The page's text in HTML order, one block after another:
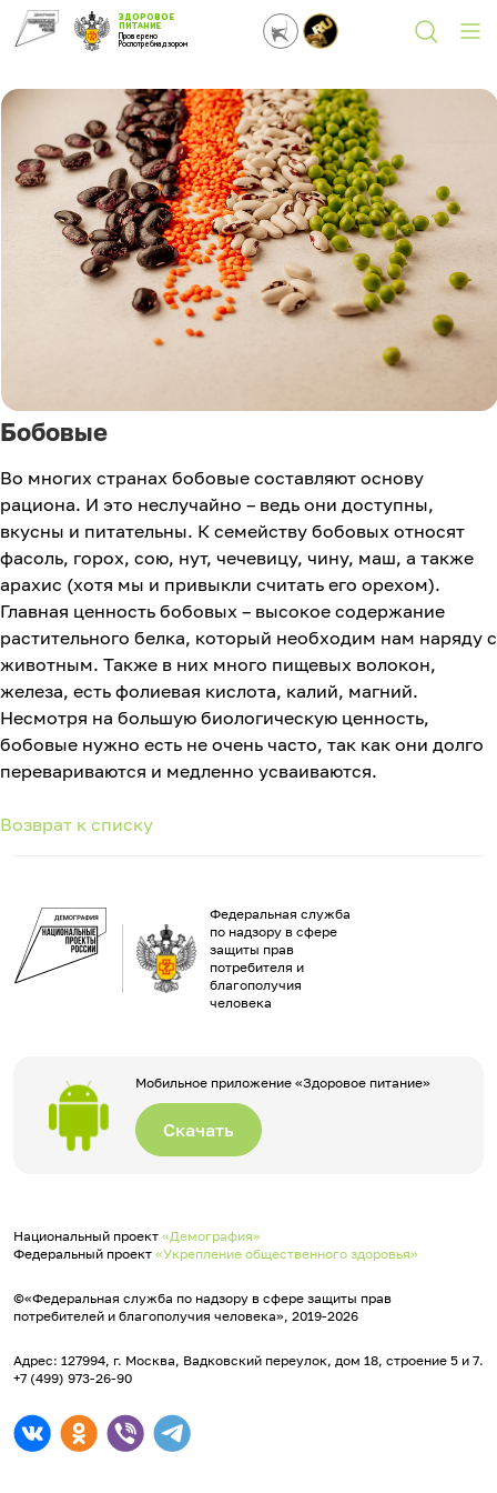
ЗДОРОВОЕ
ПИТАНИЕ
Проверено
Роспотребнадзором
Бобовые
Во многих странах бобовые составляют основу
рациона. И это неслучайно – ведь они доступны,
вкусны и питательны. К семейству бобовых относят
фасоль, горох, сою, нут, чечевицу, чину, маш, а также
арахис (хотя мы и привыкли считать его орехом).
Главная ценность бобовых – высокое содержание
растительного белка, который необходим нам наряду с
животным. Также в них много пищевых волокон,
железа, есть фолиевая кислота, калий, магний.
Несмотря на большую биологическую ценность,
бобовые нужно есть не очень часто, так как они долго
перевариваются и медленно усваиваются.
Возврат к списку
Федеральная служба
по надзору в сфере
защиты прав
потребителя и
благополучия
человека
Мобильное приложение «Здоровое питание»
Скачать
Национальный проект «Демография»
Федеральный проект «Укрепление общественного здоровья»
©«Федеральная служба по надзору в сфере защиты прав
потребителей и благополучия человека», 2019-2026
Адрес: 127994, г. Москва, Вадковский переулок, дом 18, строение 5 и 7.
+7 (499) 973-26-90